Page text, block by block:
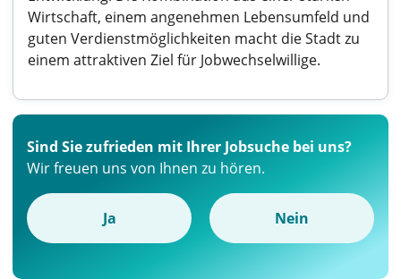
Wirtschaft, einem angenehmen Lebensumfeld und
guten Verdienstmöglichkeiten macht die Stadt zu
einem attraktiven Ziel für Jobwechselwillige.
Sind Sie zufrieden mit Ihrer Jobsuche bei uns?
Wir freuen uns von Ihnen zu hören.
Ja Nein